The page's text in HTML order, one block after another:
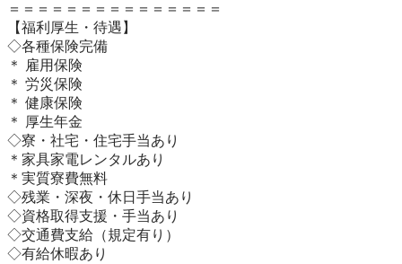
＝＝＝＝＝＝＝＝＝＝＝＝＝＝＝
【福利厚生・待遇】
◇各種保険完備
＊ 雇用保険
＊ 労災保険
＊ 健康保険
＊ 厚生年金
◇寮・社宅・住宅手当あり
＊家具家電レンタルあり
＊実質寮費無料
◇残業・深夜・休日手当あり
◇資格取得支援・手当あり
◇交通費支給（規定有り）
◇有給休暇あり